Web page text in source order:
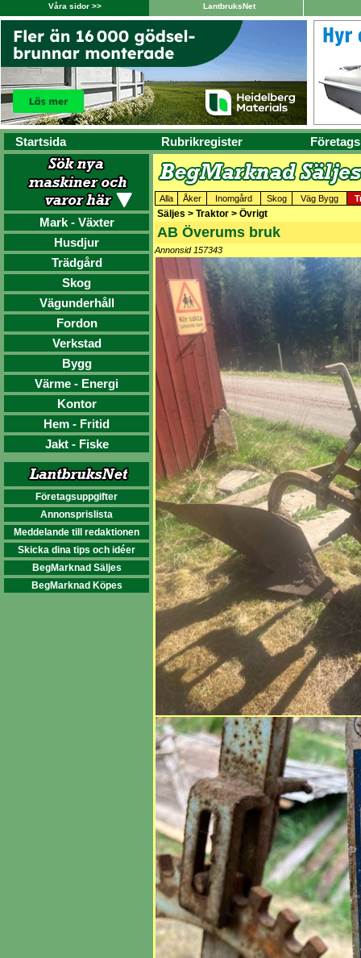
Våra sidor >> LantbruksNet
Startsida Rubrikregister
Mark - Växter
Husdjur
Trädgård
Skog
Vägunderhåll
Fordon
Verkstad
Bygg
Värme - Energi
Kontor
Hem - Fritid
Jakt - Fiske
Företagsuppgifter
Annonsprislista
Meddelande till redaktionen
Skicka dina tips och idéer
BegMarknad Säljes
BegMarknad Köpes
Alla Åker Inomgård Skog Väg Bygg
Säljes > Traktor > Övrigt
AB Överums bruk
Annonsid 157343